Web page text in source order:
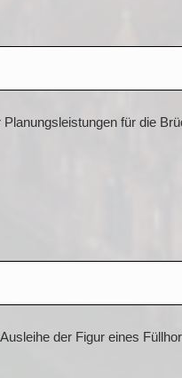
für die
der Figur eines